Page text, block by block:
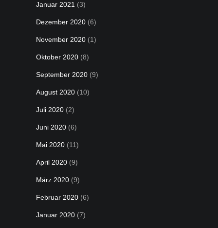
Januar 2021 (3)
Dezember 2020 (6)
November 2020 (1)
Oktober 2020 (8)
September 2020 (9)
August 2020 (10)
Juli 2020 (2)
Juni 2020 (6)
Mai 2020 (11)
April 2020 (9)
März 2020 (9)
Februar 2020 (6)
Januar 2020 (7)